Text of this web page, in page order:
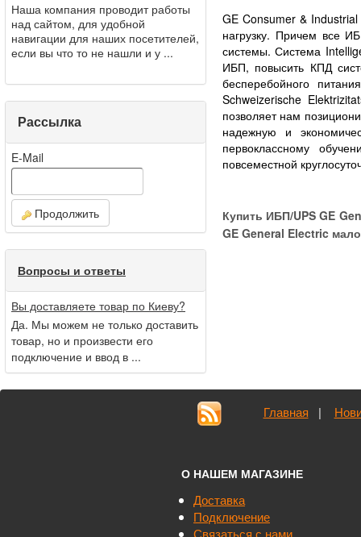
Наша компания проводит работы
над сайтом, для удобной
навигации для наших посетителей,
если вы что то не нашли и у ...
Рассылка
E-Mail
Продолжить
Вопросы и ответы
Вы доставляете товар по Киеву?
Да. Мы можем не только доставить
товар, но и произвести его
подключение и ввод в ...
GE Consumer &
нагрузку. Причем все
системы. Система
ИБП, повысить КПД
бесперебойного
Schweizerische
позволяет нам
надежную и
первоклассному
повсеместной
Купить ИБП/UPS GE
GE General Electric
Главная |
О НАШЕМ МАГАЗИНЕ
Доставка
Подключение
Связаться с нами